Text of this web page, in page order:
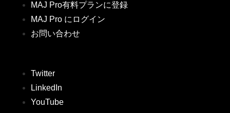
MAJ Pro有料プランに登録
MAJ Pro にログイン
お問い合わせ
Twitter
LinkedIn
YouTube